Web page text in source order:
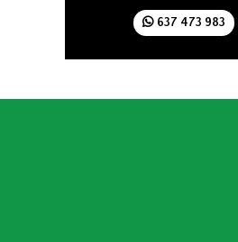
637 473 983